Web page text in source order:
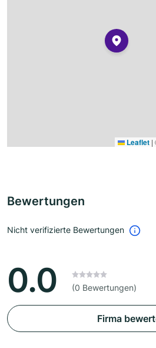
Leaflet |
Bewertungen
Nicht verifizierte Bewertungen
0.0 (0 Bewertungen)
Firma